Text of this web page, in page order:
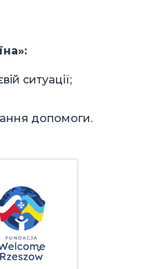
ситуації;
допомоги.